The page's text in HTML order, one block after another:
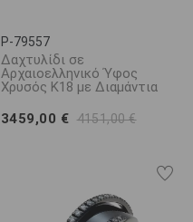
P-79557
Δαχτυλίδι σε
Αρχαιοελληνικό Ύφος
Χρυσός Κ18 με Διαμάντια
3459,00 € 4151,00 €